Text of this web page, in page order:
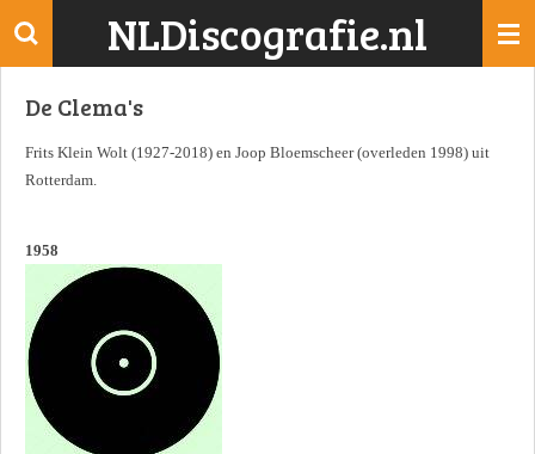
Ga
de
NLDiscografie.nl
De Clema's
Frits Klein Wolt (1927-2018) en Joop Bloemscheer (overleden 1998) uit
Rotterdam.
1958